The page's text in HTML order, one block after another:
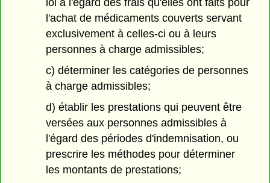
loi à l'égard des frais qu'elles ont faits pour
l'achat de médicaments couverts servant
exclusivement à celles-ci ou à leurs
personnes à charge admissibles;
c) déterminer les catégories de personnes
à charge admissibles;
d) établir les prestations qui peuvent être
versées aux personnes admissibles à
l'égard des périodes d'indemnisation, ou
prescrire les méthodes pour déterminer
les montants de prestations;